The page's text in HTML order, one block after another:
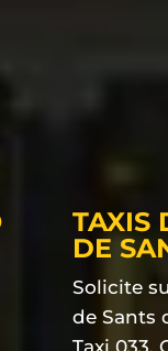
TAXIS
DE
Solicite
de Sants